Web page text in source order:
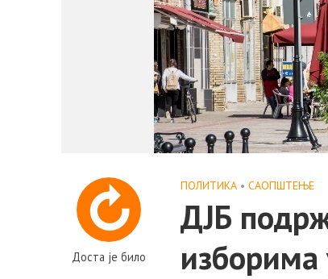
Доста је било
ПОЛИТИКА • САОПШТЕЊE
ДЈБ
изборима